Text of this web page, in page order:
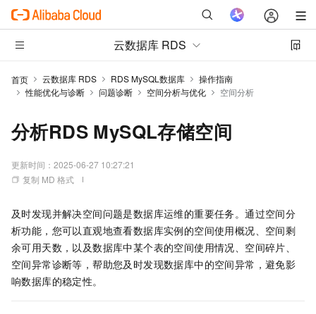
云数据库 RDS
首页 云数据库 RDS RDS MySQL数据库
操作指南
性能优化与诊断
问题诊断 空间分析与优化 空间分析
分析RDS MySQL存储空间
更新时间： 2025-06-27 10:27:21
复制 MD 格式
及时发现并解决空间问题是数据库运维的重要任务。通过空间分
析功能，您可以直观地查看数据库实例的空间使用概况、空间剩
余可用天数，以及数据库中某个表的空间使用情况、空间碎片、
空间异常诊断等，帮助您及时发现数据库中的空间异常，避免影
响数据库的稳定性。